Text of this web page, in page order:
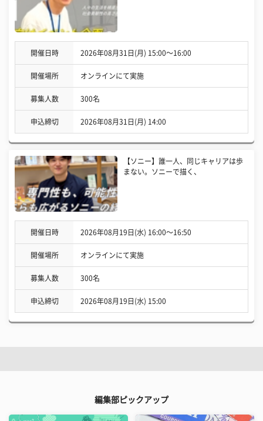
開催日時 2026年08月31日(月) 15:00〜16:00
開催場所 オンラインにて実施
募集人数 300名
申込締切 2026年08月31日(月) 14:00
【ソニー】誰一人、同じキャリアは歩
まない。ソニーで描く、
開催日時 2026年08月19日(水) 16:00〜16:50
開催場所 オンラインにて実施
募集人数 300名
申込締切 2026年08月19日(水) 15:00
編集部ピックアップ